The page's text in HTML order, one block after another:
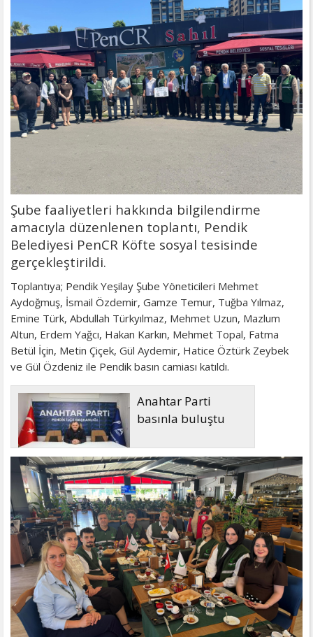
Şube faaliyetleri hakkında bilgilendirme
amacıyla düzenlenen toplantı, Pendik
Belediyesi PenCR Köfte sosyal tesisinde
gerçekleştirildi.
Toplantıya; Pendik Yeşilay Şube Yöneticileri Mehmet
Aydoğmuş, İsmail Özdemir, Gamze Temur, Tuğba Yılmaz,
Emine Türk, Abdullah Türkyılmaz, Mehmet Uzun, Mazlum
Altun, Erdem Yağcı, Hakan Karkın, Mehmet Topal, Fatma
Betül İçin, Metin Çiçek, Gül Aydemir, Hatice Öztürk Zeybek
ve Gül Özdeniz ile Pendik basın camiası katıldı.
Anahtar Parti
basınla buluştu